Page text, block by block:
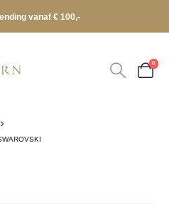
vanaf € 100,-
0